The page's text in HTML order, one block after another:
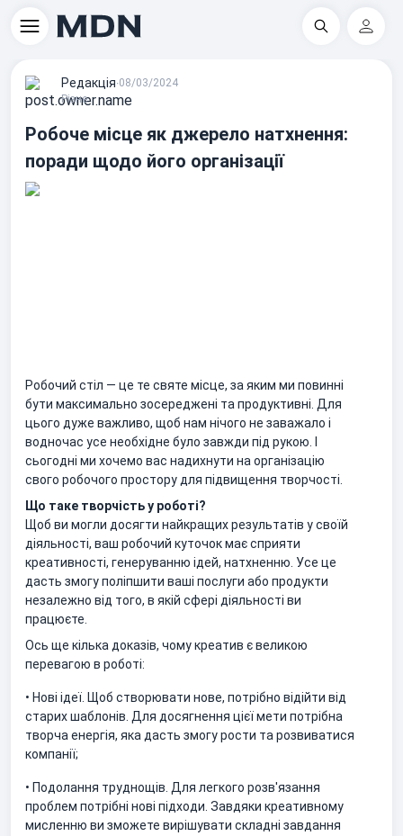
Пошук
Редакцiя∙08/03/2024
Різне
Робоче місце як джерело натхнення:
поради щодо його організації
Робочий стіл — це те святе місце, за яким ми повинні
бути максимально зосереджені та продуктивні. Для
цього дуже важливо, щоб нам нічого не заважало і
водночас усе необхідне було завжди під рукою. І
сьогодні ми хочемо вас надихнути на організацію
свого робочого простору для підвищення творчості.
Що таке творчість у роботі?
Щоб ви могли досягти найкращих результатів у своїй
діяльності, ваш робочий куточок має сприяти
креативності, генеруванню ідей, натхненню. Усе це
дасть змогу поліпшити ваші послуги або продукти
незалежно від того, в якій сфері діяльності ви
працюєте.
Ось ще кілька доказів, чому креатив є великою
перевагою в роботі:
• Нові ідеї. Щоб створювати нове, потрібно відійти від
старих шаблонів. Для досягнення цієї мети потрібна
творча енергія, яка дасть змогу рости та розвиватися
компанії;
• Подолання труднощів. Для легкого розв'язання
проблем потрібні нові підходи. Завдяки креативному
мисленню ви зможете вирішувати складні завдання